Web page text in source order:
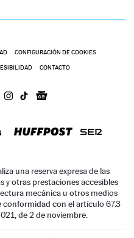
CONFIGURACIÓN DE COOKIES
CONTACTO
una reserva expresa de las
y otras prestaciones accesibles
mecánica u otros medios
conformidad con el artículo 67.3
de 2 de noviembre.